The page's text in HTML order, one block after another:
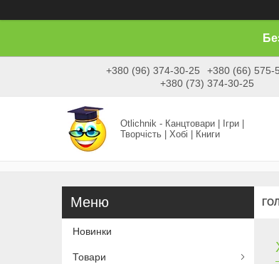
+380 (96) 374-30-25
+380 (66) 575-
+380 (73) 374-30-25
Otlichnik - Канцтовари | Ігри |
Творчість | Хобі | Книги
Новинки
Товари